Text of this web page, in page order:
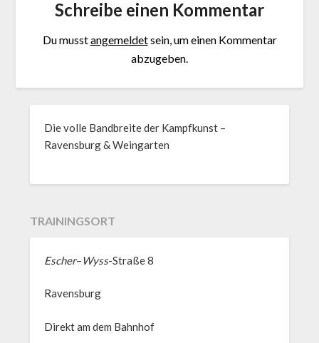
Schreibe einen Kommentar
Du musstangemeldetsein, um einen Kommentar
abzugeben.
Die volle Bandbreite der Kampfkunst –
Ravensburg & Weingarten
TRAININGSORT
Escher–Wyss-Straße 8
Ravensburg
Direkt am dem Bahnhof